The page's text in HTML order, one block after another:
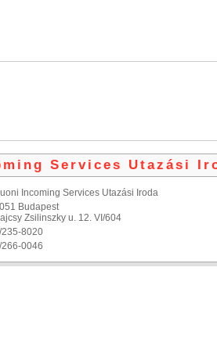
Services Utazási
Incoming Services Utazási Iroda
Budapest
Zsilinszky u. 12. VI/604
235-8020
266-0046